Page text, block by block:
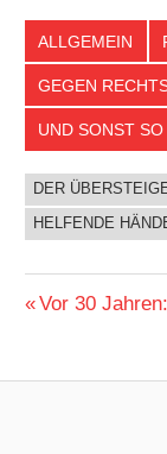
ALLGEMEIN
GEGEN
UND SONST SO
DER
HELFENDE
Vorheriger
Vor 30